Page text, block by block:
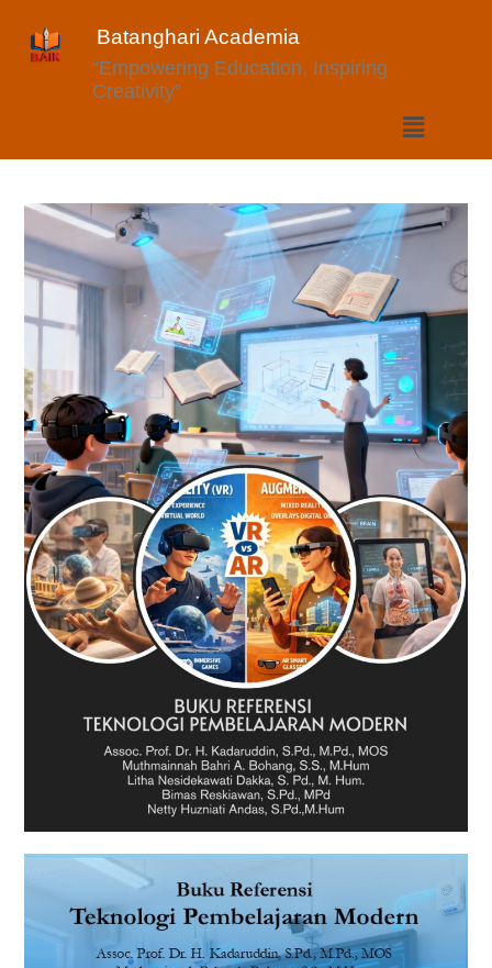
Batanghari Academia
“Empowering Education, Inspiring
Creativity”